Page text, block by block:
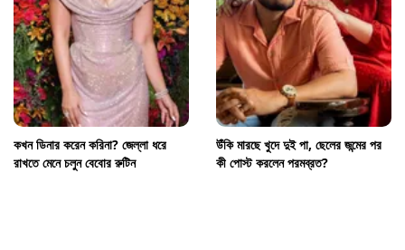
কখন ডিনার করেন করিনা? জেল্লা ধরে
রাখতে মেনে চলুন বেবোর রুটিন
উঁকি মারছে খুদে দুই পা, ছেলের জন্মের পর
কী পোস্ট করলেন পরমব্রত?